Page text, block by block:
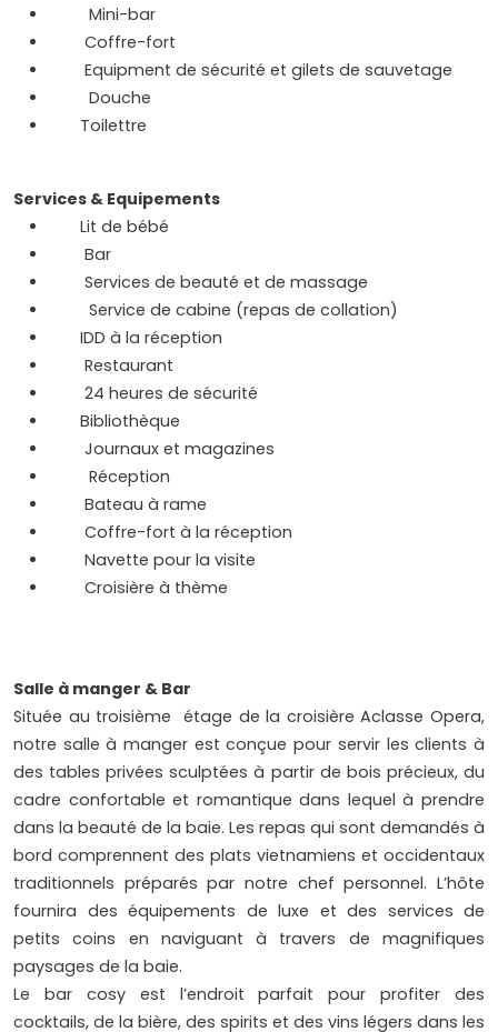
Mini-bar
Coffre-fort
Equipment de sécurité et gilets de sauvetage
Douche
Toilettre
Services & Equipements
Lit de bébé
Bar
Services de beauté et de massage
Service de cabine (repas de collation)
IDD à la réception
Restaurant
24 heures de sécurité
Bibliothèque
Journaux et magazines
Réception
Bateau à rame
Coffre-fort à la réception
Navette pour la visite
Croisière à thème
Salle à manger & Bar
Située au troisième étage de la croisière Aclasse Opera,
notre salle à manger est conçue pour servir les clients à
des tables privées sculptées à partir de bois précieux, du
cadre confortable et romantique dans lequel à prendre
dans la beauté de la baie. Les repas qui sont demandés à
bord comprennent des plats vietnamiens et occidentaux
traditionnels préparés par notre chef personnel. L’hôte
fournira des équipements de luxe et des services de
petits coins en naviguant à travers de magnifiques
paysages de la baie.
Le bar cosy est l’endroit parfait pour profiter des
cocktails, de la bière, des spirits et des vins légers dans les